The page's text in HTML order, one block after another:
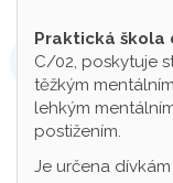
Praktická škola
C/02, poskytuje
těžkým
lehkým
postižením.
Je určena